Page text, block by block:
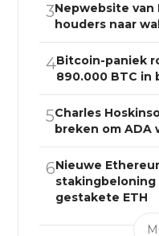
3Nepwebsite van
houders naar
4Bitcoin-paniek
890.000 BTC in
5Charles
breken om ADA
6Nieuwe
gestakete ETH